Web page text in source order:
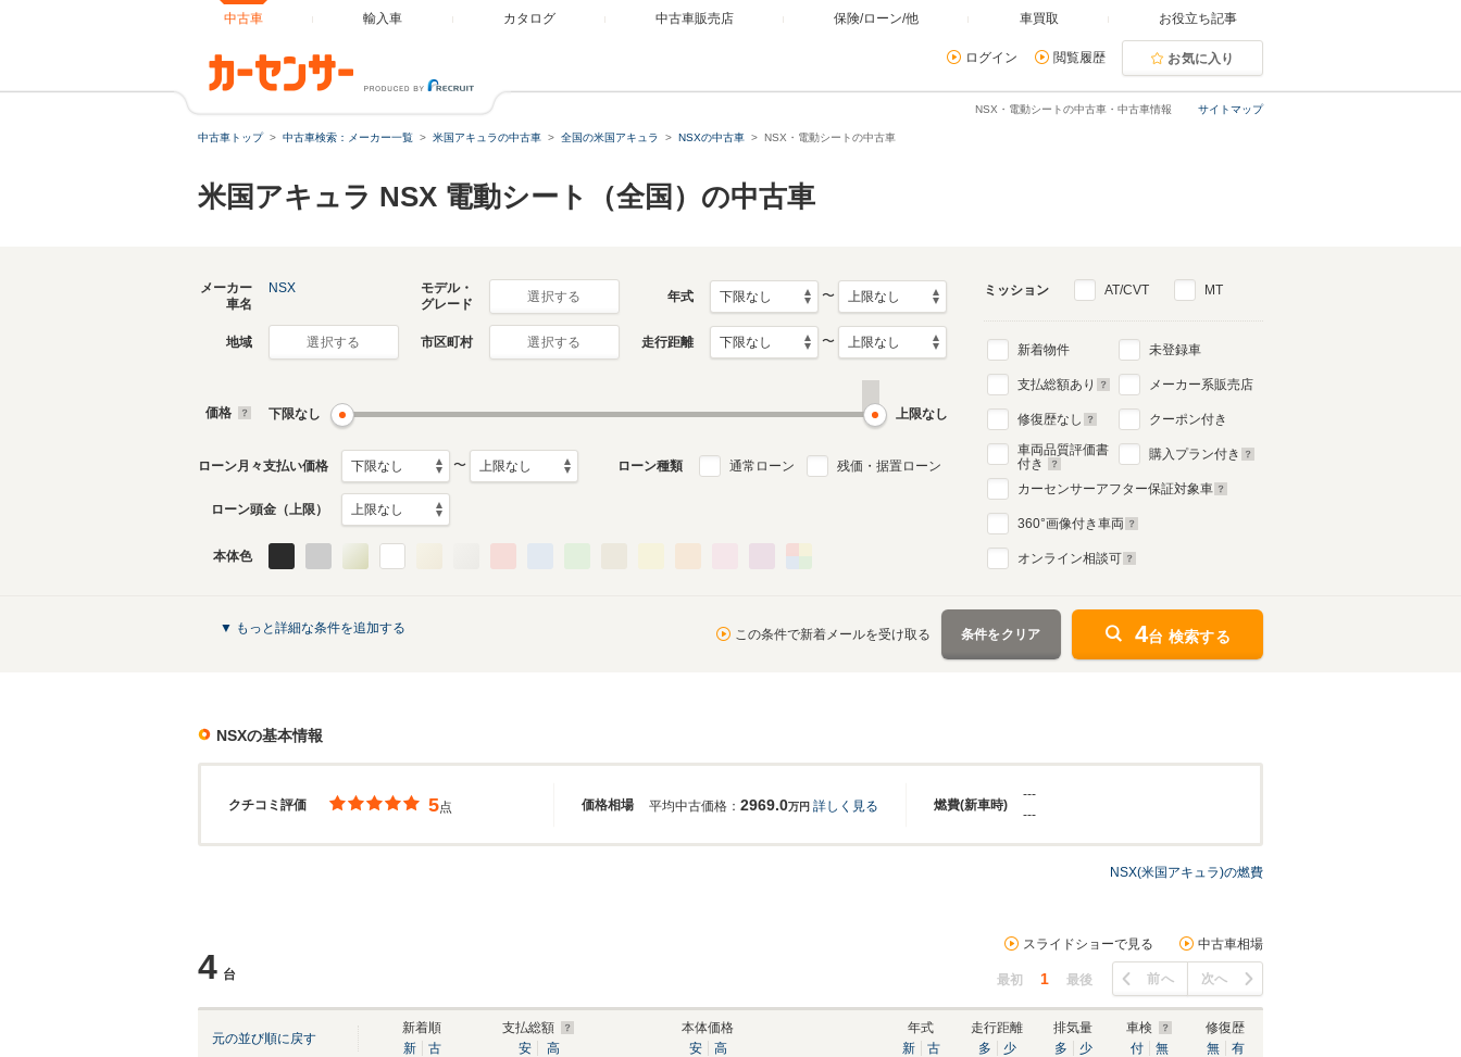
中古車 輸入車 カタログ 中古車販売店 保険/ローン/他 車買取 お役立ち記事
ログイン 閲覧履歴 お気に入り
サイトマップ
NSX・電動シートの中古車・中古車情報
中古車トップ 中古車検索：メーカー一覧 米国アキュラの中古車 全国の米国アキュラ NSXの中古車 NSX・電動シートの中古車
米国アキュラ NSX 電動シート（全国）の中古車
メーカー
車名
NSX
モデル・
グレード
選択する 年式 〜
地域 選択する 市区町村 選択する 走行距離 〜
価格 下限なし 上限なし
ローン月々支払い価格 〜 ローン種類 通常ローン 残価・据置ローン
ローン頭金（上限）
本体色
ミッション AT/CVT MT
新着物件
支払総額あり
修復歴なし
車両品質評価書
付き
未登録車
メーカー系販売店
クーポン付き
購入プラン付き
カーセンサーアフター保証対象車
360°画像付き車両
オンライン相談可
▼ もっと詳細な条件を追加する この条件で新着メールを受け取る 条件をクリア 4台 検索する
NSXの基本情報
クチコミ評価 価格相場 燃費(新車時)
5点 平均中古価格： 2969.0万円 詳しく見る
---
---
NSX(米国アキュラ)の燃費
4 台
スライドショーで見る 中古車相場
最初 1 最後 前へ 次へ
元の並び順に戻す
新着順
新
古
支払総額
安
高
本体価格
安
高
年式
新
古
走行距離
多
少
排気量
多
少
車検
付
無
修復歴
無
有